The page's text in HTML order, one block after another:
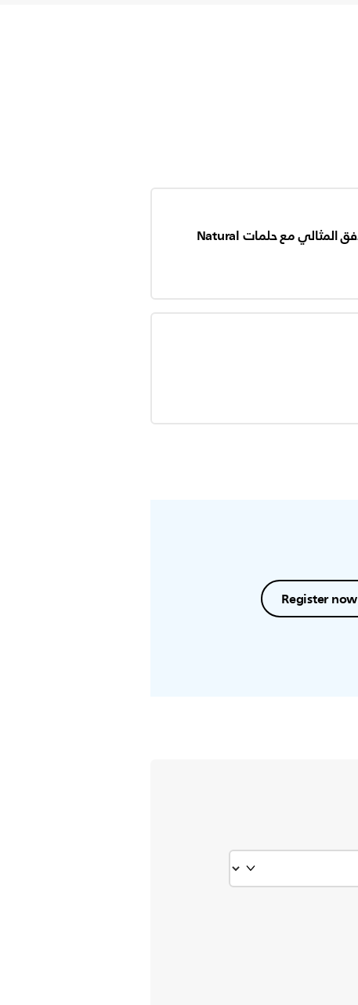
كيف تحصل على التدفق المثالي مع حلمات Natural
Register now